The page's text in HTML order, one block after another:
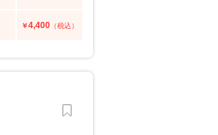
￥4,400 （税込）